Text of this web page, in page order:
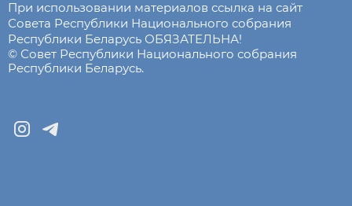
При использовании материалов ссылка на сайт
Совета Республики Национального собрания
Республики Беларусь ОБЯЗАТЕЛЬНА!
© Совет Республики Национального собрания
Республики Беларусь.